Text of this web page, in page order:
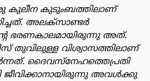
കുലീന കുടുംബത്തിലാണ്
അലക്‌സാണ്ടര്‍
ഭരണകാലമായിരുന്നു അത്.
തുവിലുള്ള വിശ്വാസത്തിലാണ്
ദൈവസ്‌നേഹത്തെപ്രതി
ജീവിക്കാനായിരുന്നു അവള്‍ക്കു